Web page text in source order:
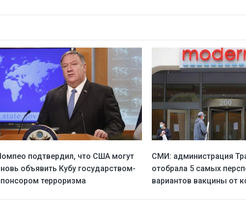
подтвердил, что США могут
объявить Кубу государством-
терроризма
СМИ: администрация
отобрала 5 самых
вариантов вакцины от